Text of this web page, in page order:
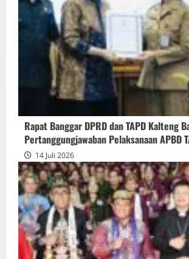
Pendapat
Akhir
Gubernur
atas
Persetujuan
Bersama
Raperda
Pertanggungjawaban
Pelaksanaan
APBD
2025
Rapat Banggar DPRD dan TAPD Kalteng
Pertanggungjawaban Pelaksanaan APBD
14 Juli 2026